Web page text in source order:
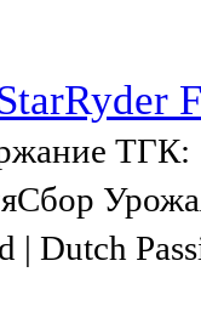
| Dutch